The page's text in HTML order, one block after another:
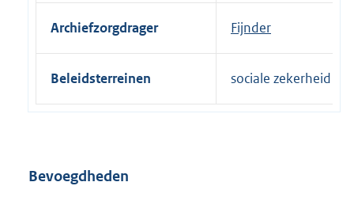
Archiefzorgdrager Fijnder
Beleidsterreinen sociale zekerheid
Bevoegdheden